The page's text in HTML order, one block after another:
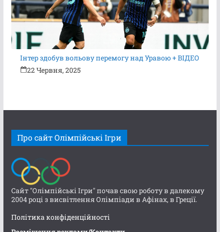
Інтер здобув вольову перемогу над Уравою + ВІДЕО
22 Червня, 2025
Про сайт Олімпійські Ігри
Сайт "Олімпійські Ігри" почав свою роботу в далекому
2004 році з висвітлення Олімпіади в Афінах, в Греції.
Політика конфіденційності